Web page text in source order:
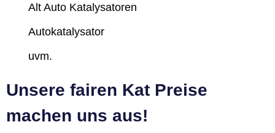
Alt Auto Katalysatoren
Autokatalysator
uvm.
Unsere fairen Kat Preise
machen uns aus!